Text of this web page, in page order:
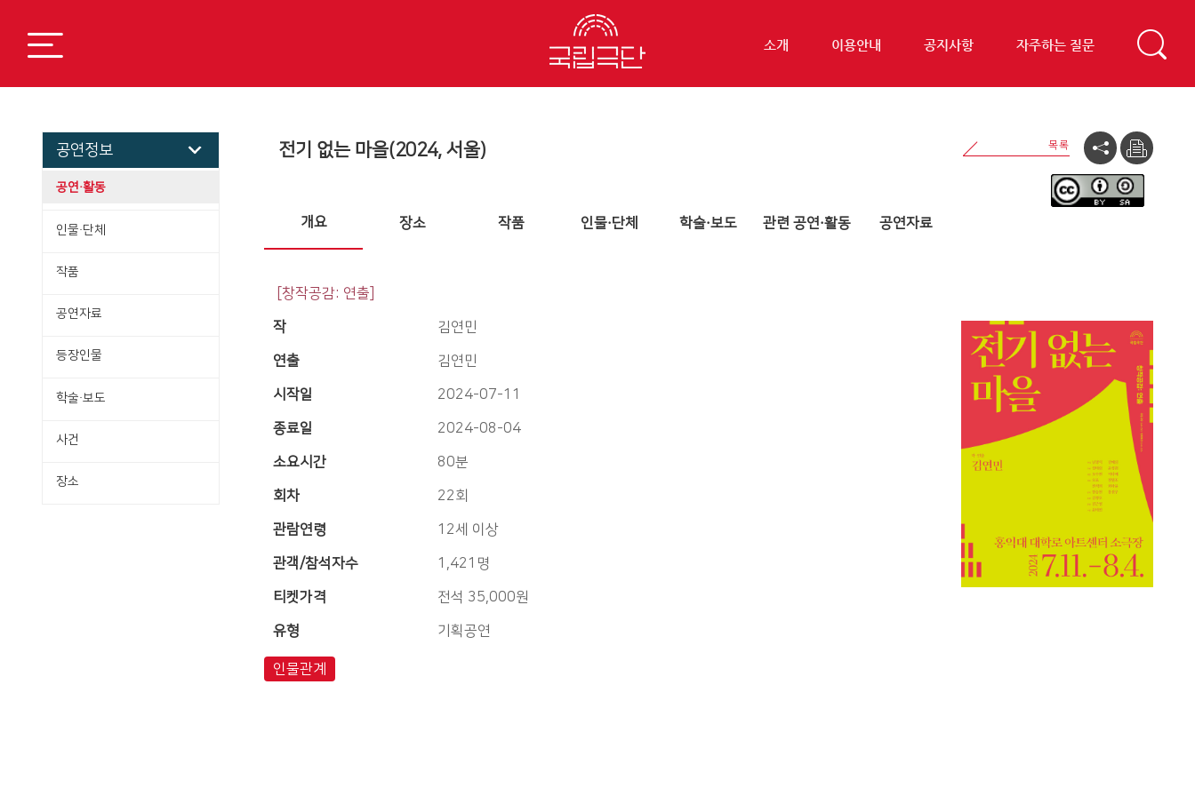
소개 이용안내 공지사항 자주하는 질문
공연정보
공연·활동
인물·단체
작품
공연자료
등장인물
학술·보도
사건
장소
전기 없는 마을(2024, 서울)
개요 장소 작품 인물·단체 학술·보도 관련 공연·활동 공연자료
[창작공감: 연출]
작 김연민
연출 김연민
시작일 2024-07-11
종료일 2024-08-04
소요시간 80분
회차 22회
관람연령 12세 이상
관객/참석자수 1,421명
티켓가격 전석 35,000원
유형 기획공연
인물관계